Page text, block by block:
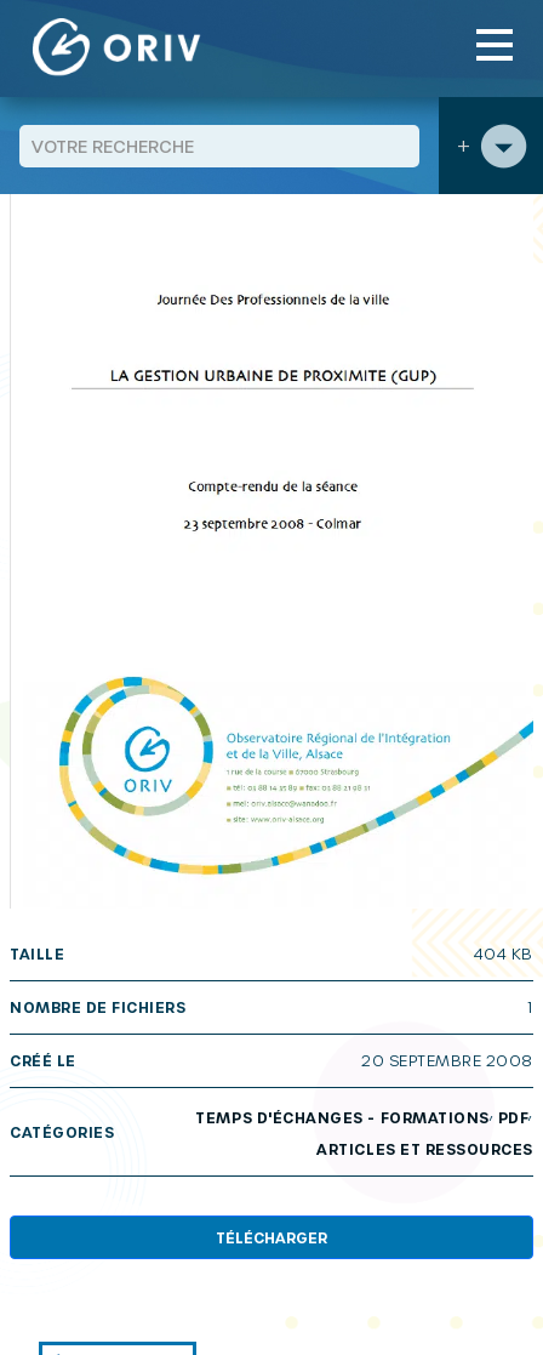
Aller au contenu
+
publications
La gestion urbaine de proximité (GUP) -
Compte-rendu de la séance des "Jeudi des professionnels de la
TAILLE 404 KB
NOMBRE DE FICHIERS 1
CRÉÉ LE 20 SEPTEMBRE 2008
CATÉGORIES
TEMPS D'ÉCHANGES - FORMATIONS, PDF,
ARTICLES ET RESSOURCES
TÉLÉCHARGER
Panneau de gestion des cookies